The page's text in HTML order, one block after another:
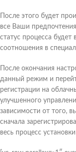
После этого будет
все Ваши
статус процесса
соотношения в
После окончания
данный режим и
регистрации на
улучшенного
зависимости от того,
сначала
весь процесс